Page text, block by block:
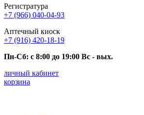
Регистратура
+7 (966) 040-04-93
Аптечный киоск
+7 (916) 420-18-19
Пн-Сб: c 8:00 до 19:00 Вс - вых.
личный кабинет
корзина